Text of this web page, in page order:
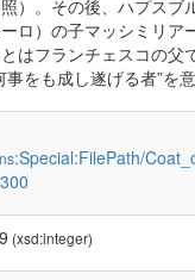
）。その後、ハプスブ
ロ）の子マッシミリア
はフランチェスコの父
事をも成し遂げる者”を
:Special:FilePath/
(xsd:integer)